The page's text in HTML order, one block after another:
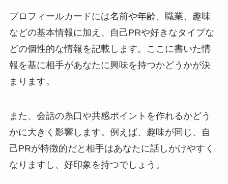
プロフィールカードには名前や年齢、職業、趣味
などの基本情報に加え、自己PRや好きなタイプな
どの個性的な情報を記載します。ここに書いた情
報を基に相手があなたに興味を持つかどうかが決
まります。
また、会話の糸口や共感ポイントを作れるかどう
かに大きく影響します。例えば、趣味が同じ、自
己PRが特徴的だと相手はあなたに話しかけやすく
なりますし、好印象を持つでしょう。